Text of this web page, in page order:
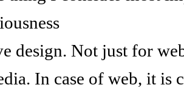
design. Not just for
In case of web, it is